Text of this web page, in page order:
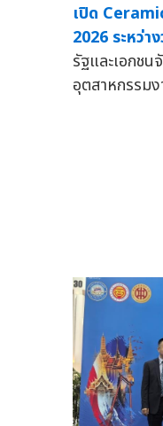
เปิด
2026 ระหว่
รัฐและเอกช
อุตสาหกรรมง